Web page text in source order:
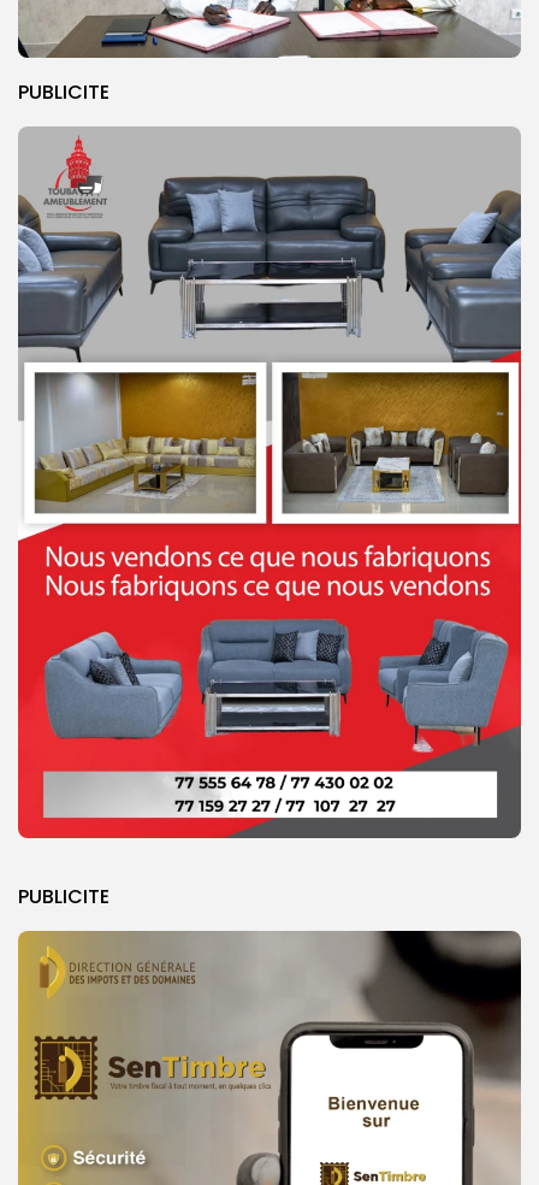
PUBLICITE
PUBLICITE